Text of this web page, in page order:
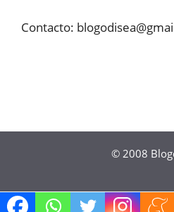
Contacto:
© 2008